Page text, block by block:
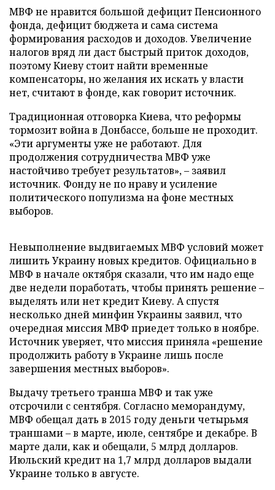
МВФ не нравится большой дефицит Пенсионного
фонда, дефицит бюджета и сама система
формирования расходов и доходов. Увеличение
налогов вряд ли даст быстрый приток доходов,
поэтому Киеву стоит найти временные
компенсаторы, но желания их искать у власти
нет, считают в фонде, как говорит источник.
Традиционная отговорка Киева, что реформы
тормозит война в Донбассе, больше не проходит.
«Эти аргументы уже не работают. Для
продолжения сотрудничества МВФ уже
настойчиво требует результатов», – заявил
источник. Фонду не по нраву и усиление
политического популизма на фоне местных
выборов.
Невыполнение выдвигаемых МВФ условий может
лишить Украину новых кредитов. Официально в
МВФ в начале октября сказали, что им надо еще
две недели поработать, чтобы принять решение –
выделять или нет кредит Киеву. А спустя
несколько дней минфин Украины заявил, что
очередная миссия МВФ приедет только в ноябре.
Источник уверяет, что миссия приняла «решение
продолжить работу в Украине лишь после
завершения местных выборов».
Выдачу третьего транша МВФ и так уже
отсрочили с сентября. Согласно меморандуму,
МВФ обещал дать в 2015 году деньги четырьмя
траншами – в марте, июле, сентябре и декабре. В
марте дали, как и обещали, 5 млрд долларов.
Июльский кредит на 1,7 млрд долларов выдали
Украине только в августе.